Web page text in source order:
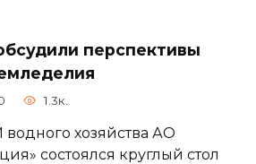
перспективы
1.3к.
хозяйства АО
состоялся круглый стол